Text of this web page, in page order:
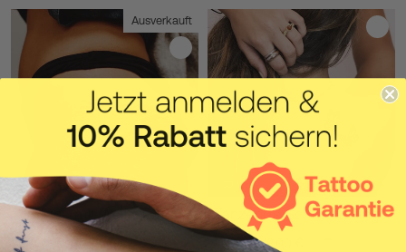
Ausverkauft
Sonne mit Welle Tattoo
12,00 €
Tanzende Schmetterlinge
13,00 €